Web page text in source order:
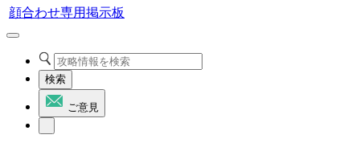
顔合わせ専用掲示板
検索
ご意見